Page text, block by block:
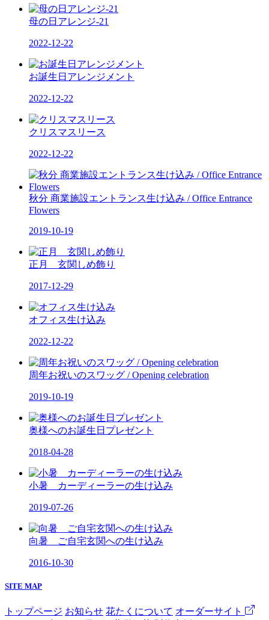
母の日アレンジ-21
2022-12-22
お誕生日アレンジメント
2022-12-22
クリスマスリース
2022-12-22
秋分 商業施設エントランス生け込み / Office Entrance
Flowers
2019-10-19
正月 玄関しめ飾り
2017-12-29
オフィス生け込み
2022-12-22
周年お祝いのスワッグ / Opening celebration
2019-10-19
奥様へのお誕生日プレゼント
2018-04-28
小暑 カーディーラーの生け込み
2019-07-26
向暑 ご自宅玄関への生け込み
2016-10-30
SITE MAP
トップページ お知らせ 花たくについて オーダーサイト